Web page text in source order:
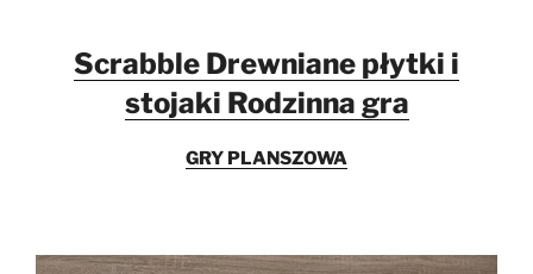
Scrabble Drewniane płytki i
stojaki Rodzinna gra
GRY PLANSZOWA